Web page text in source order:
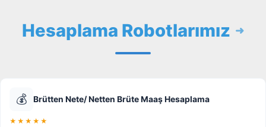
Hesaplama Robotlarımız
💰 Brütten Nete/ Netten Brüte Maaş Hesaplama
★★★★★